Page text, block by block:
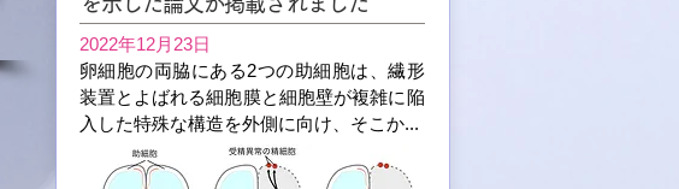
2022年12月23日
卵細胞の両脇にある2つの助細胞は、繊形
装置とよばれる細胞膜と細胞壁が複雑に陥
入した特殊な構造を外側に向け、そこか...